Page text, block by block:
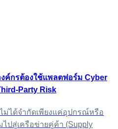
ค์กรต้องใช้แพลตฟอร์ม Cyber
Party Risk
ม่ได้จำกัดเพียงแค่อุปกรณ์หรือ
ปสู่เครือข่ายคู่ค้า (Supply